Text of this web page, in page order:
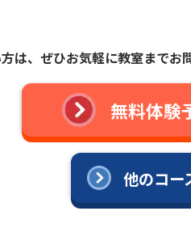
は、 ぜひお気軽に教室までお
無料体験
他のコー